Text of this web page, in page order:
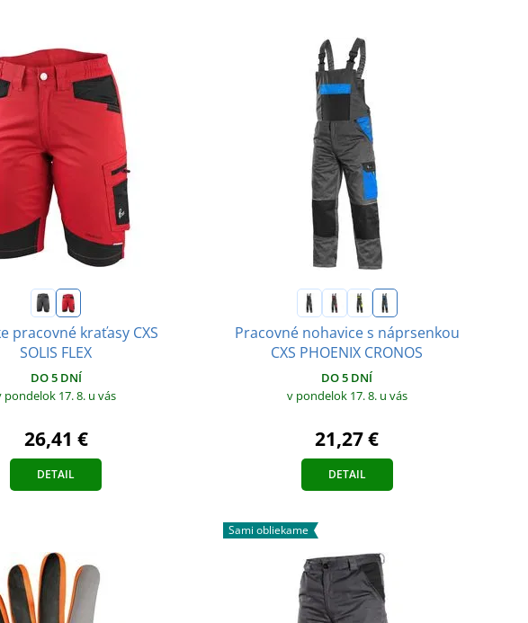
pracovné kraťasy CXS
SOLIS FLEX
DO 5 DNÍ
pondelok 17. 8. u vás
26,41 €
DETAIL
Pracovné nohavice s náprsenkou
CXS PHOENIX CRONOS
DO 5 DNÍ
v pondelok 17. 8. u vás
21,27 €
DETAIL
Sami obliekame